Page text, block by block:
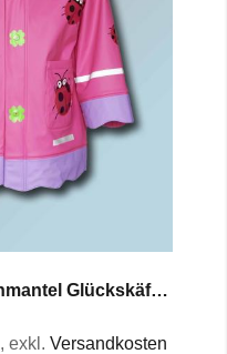
Playshoes Regenmantel Glückskäfer Marienkäfer Regenjacke in pink Gr 80 bis 140
, exkl. Versandkosten